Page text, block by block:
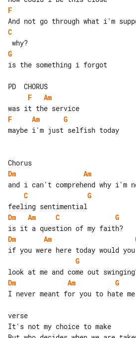
F
C
G
is the something i forgot
F
Am
F
Am
G
maybe i'm just selfish today
Dm
Am
C
G
Dm
Am C
G
Dm
Am
G
Dm
Am
G
I never meant for you to hate me
verse
It's not my choice to make